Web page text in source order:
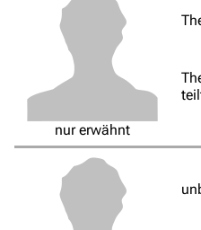
Navigation
Hauptseite
Von A bis Z
Zufälliger
Spezialseiten
Datei
Filme und
nur erwähnt